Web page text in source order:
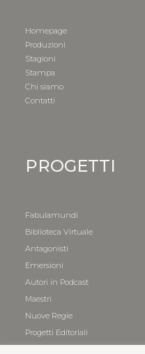
Homepage
Produzioni
Stagioni
Stampa
Chi siamo
Contatti
PROGETTI
Fabulamundi
Biblioteca Virtuale
Antagonisti
Emersioni
Autori in Podcast
Maestri
Nuove Regie
Progetti Editoriali